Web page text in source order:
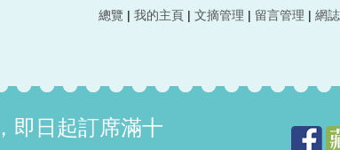
總覽 | 我的主頁 | 文摘管理 | 留言管理 | 網
即日起訂席滿十